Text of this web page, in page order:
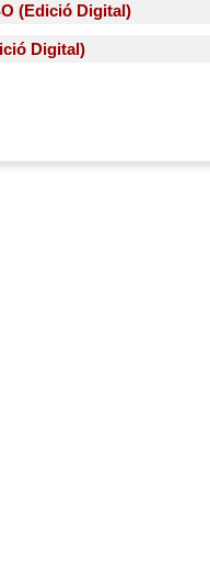
(Edició Digital)
Digital)